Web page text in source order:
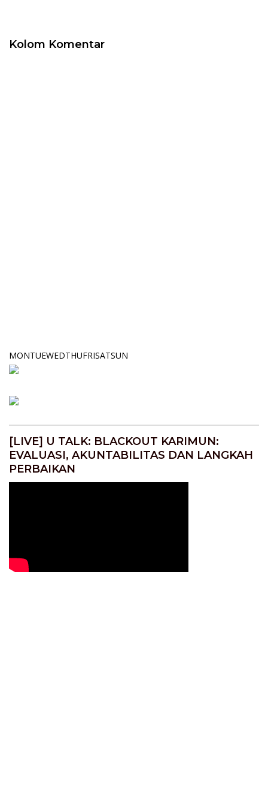
Kolom Komentar
MONTUEWEDTHUFRISATSUN
[LIVE] U TALK: BLACKOUT KARIMUN:
EVALUASI, AKUNTABILITAS DAN LANGKAH
PERBAIKAN